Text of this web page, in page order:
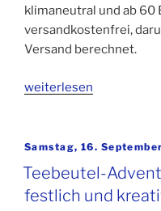
klimaneutral und ab 60
versandkostenfrei,
Versand berechnet.
„3
Konfliktregionen
–
zertifiziert
in
weiterlesen
Veröffentlicht
Samstag, 16.
Teebeutel-
festlich und